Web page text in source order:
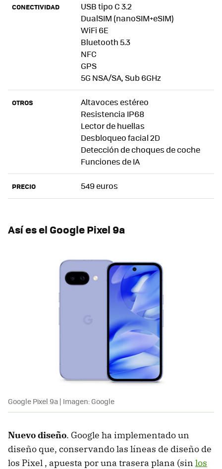
CONECTIVIDAD
USB tipo C 3.2
DualSIM (nanoSIM+eSIM)
WiFi 6E
Bluetooth 5.3
NFC
GPS
5G NSA/SA, Sub 6GHz
OTROS
Altavoces estéreo
Resistencia IP68
Lector de huellas
Desbloqueo facial 2D
Detección de choques de coche
Funciones de IA
PRECIO 549 euros
Así es el Google Pixel 9a
Google Pixel 9a | Imagen: Google
Nuevo diseño. Google ha implementado un
diseño que, conservando las líneas de diseño de
los Pixel , apuesta por una trasera plana (sin los